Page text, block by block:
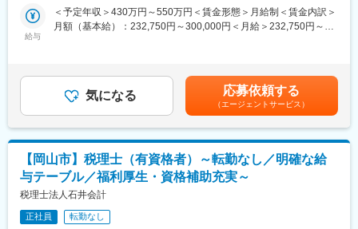
す。
■キャリアパス
評価に応じて昇給・昇格・正社員登用の可能性あり
変更の範囲：会社の定める業務
本ポジションでは、まずは担当として単体・連結決算を推進して
いただきつつ、今後は管理部門全体の仕組みづくりやIR領域、経
■業務内容（ご経験に応じて業務をお任せします！）
＜経理・財務領域（中心となる業務）＞
● 連結決算
・連結精算表作成（キャッシュフロー計算書含む）
・海外子会社（タイ）との連携・換算処理
・グループ会社への会計指導
● 開示業務・監査対応
・決算短信・有価証券報告書の基礎資料作成
給与
＜予定年収＞430万円～550万円＜賃金形態＞月給制＜賃金内訳＞
月額（基本給）：232,750円～300,000円＜月給＞232,750円～
までも目安の金額であり、選考を通じて上下する可能性がありま
す。月給(月額)は固定手当を含めた表記です。
気になる 応募依頼する
（エージェントサービス）
【岡山市】税理士（有資格者）～転勤なし／明確な給
与テーブル／福利厚生・資格補助充実～
税理士法人石井会計
正社員 転勤なし